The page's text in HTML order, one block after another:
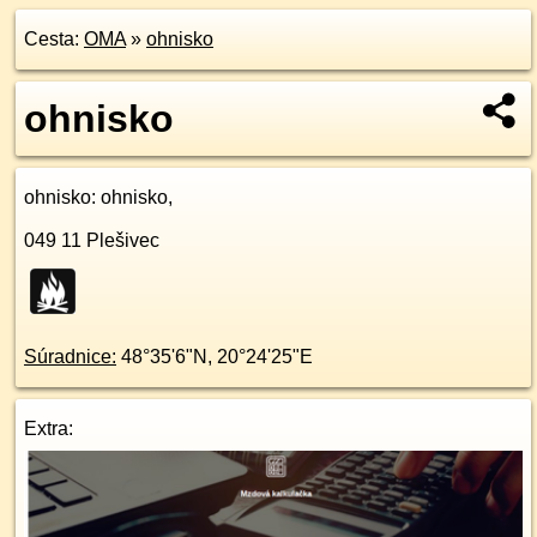
Cesta: OMA» ohnisko
ohnisko
ohnisko: ohnisko,
049 11 Plešivec
Súradnice: 48°35'6"N , 20°24'25"E
Extra: